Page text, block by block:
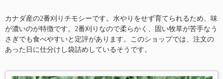
カナダ産の2番刈りチモシーです。水やりをせず育てられるため、味
が濃いのが特徴です。2番刈りなので柔らかく、固い牧草が苦手なう
さぎでも食べやすいと定評があります。このショップでは、注文の
あった日に仕分けし袋詰めしているそうです。